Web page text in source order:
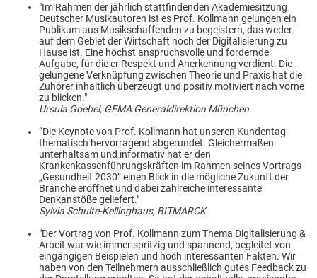
"Im Rahmen der jährlich stattfindenden Akademiesitzung
Deutscher Musikautoren ist es Prof. Kollmann gelungen ein
Publikum aus Musikschaffenden zu begeistern, das weder
auf dem Gebiet der Wirtschaft noch der Digitalisierung zu
Hause ist. Eine höchst anspruchsvolle und fordernde
Aufgabe, für die er Respekt und Anerkennung verdient. Die
gelungene Verknüpfung zwischen Theorie und Praxis hat die
Zuhörer inhaltlich überzeugt und positiv motiviert nach vorne
zu blicken."
Ursula Goebel, GEMA Generaldirektion München
“Die Keynote von Prof. Kollmann hat unseren Kundentag
thematisch hervorragend abgerundet. Gleichermaßen
unterhaltsam und informativ hat er den
Krankenkassenführungskräften im Rahmen seines Vortrags
„Gesundheit 2030“ einen Blick in die mögliche Zukunft der
Branche eröffnet und dabei zahlreiche interessante
Denkanstöße geliefert."
Sylvia Schulte-Kellinghaus, BITMARCK
"Der Vortrag von Prof. Kollmann zum Thema Digitalisierung &
Arbeit war wie immer spritzig und spannend, begleitet von
eingängigen Beispielen und hoch interessanten Fakten. Wir
haben von den Teilnehmern ausschließlich gutes Feedback zu